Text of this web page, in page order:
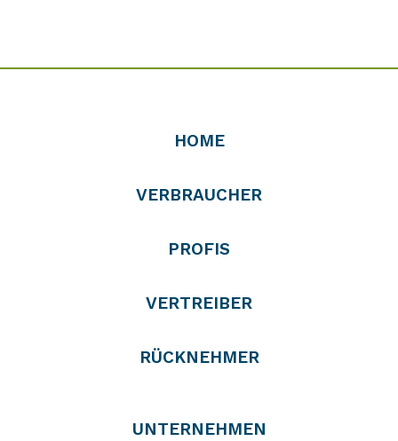
HOME
VERBRAUCHER
PROFIS
VERTREIBER
RÜCKNEHMER
UNTERNEHMEN